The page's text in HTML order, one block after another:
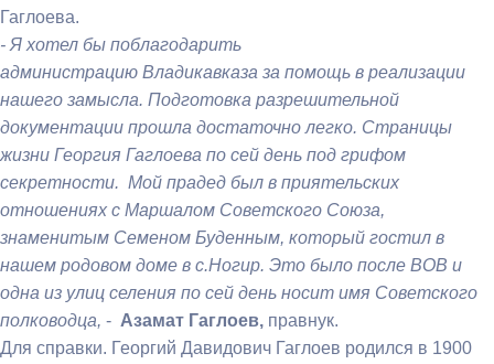
Гаглоева.
- Я хотел бы поблагодарить
администрацию Владикавказа за помощь в реализации
нашего замысла. Подготовка разрешительной
документации прошла достаточно легко. Страницы
жизни Георгия Гаглоева по сей день под грифом
секретности. Мой прадед был в приятельских
отношениях с Маршалом Советского Союза,
знаменитым Семеном Буденным, который гостил в
нашем родовом доме в с.Ногир. Это было после ВОВ и
одна из улиц селения по сей день носит имя Советского
полководца, - Азамат Гаглоев, правнук.
Для справки. Георгий Давидович Гаглоев родился в 1900